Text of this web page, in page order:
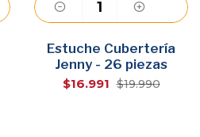
Agregar
Estuche Cubertería
Jenny - 26 piezas
$16.991 $19.990